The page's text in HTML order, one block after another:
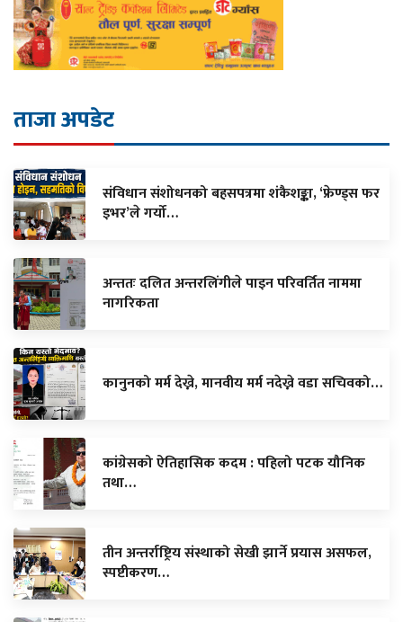
ताजा अपडेट
संविधान संशोधनको बहसपत्रमा शंकैशङ्का, ‘फ्रेण्ड्स फर
इभर’ले गर्यो…
अन्ततः दलित अन्तरलिंगीले पाइन परिवर्तित नाममा
नागरिकता
कानुनको मर्म देख्ने, मानवीय मर्म नदेख्ने वडा सचिवको…
कांग्रेसको ऐतिहासिक कदम : पहिलो पटक यौनिक
तथा…
तीन अन्तर्राष्ट्रिय संस्थाको सेखी झार्ने प्रयास असफल,
स्पष्टीकरण…